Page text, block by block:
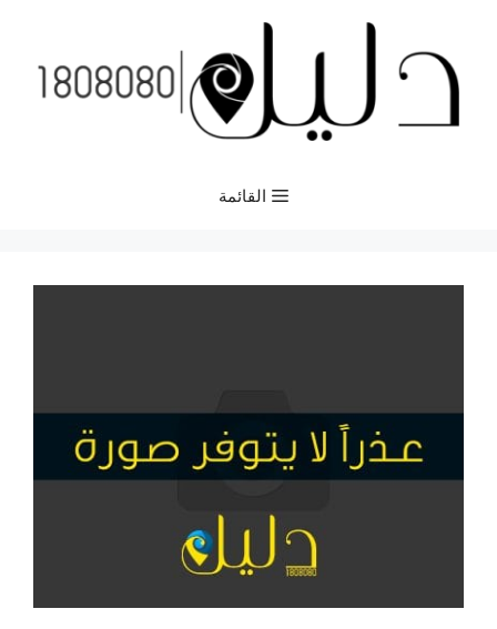
المحتوى
القائمة